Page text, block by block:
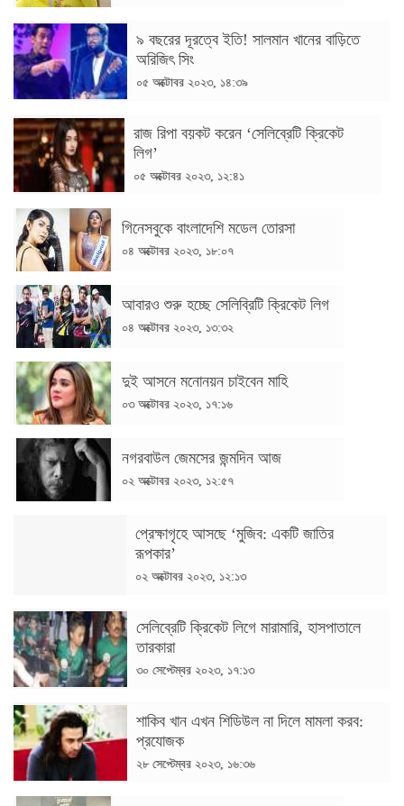
৯ বছরের দূরত্বে ইতি! সালমান খানের বাড়িতে
অরিজিৎ সিং
০৫ অক্টোবর ২০২৩, ১৪:৩৯
রাজ রিপা বয়কট করেন ‘সেলিব্রেটি ক্রিকেট
লিগ’
০৫ অক্টোবর ২০২৩, ১২:৪১
গিনেসবুকে বাংলাদেশি মডেল তোরসা
০৪ অক্টোবর ২০২৩, ১৮:০৭
আবারও শুরু হচ্ছে সেলিব্রিটি ক্রিকেট লিগ
০৪ অক্টোবর ২০২৩, ১৩:৩২
দুই আসনে মনোনয়ন চাইবেন মাহি
০৩ অক্টোবর ২০২৩, ১৭:১৬
নগরবাউল জেমসের জন্মদিন আজ
০২ অক্টোবর ২০২৩, ১২:৫৭
প্রেক্ষাগৃহে আসছে ‘মুজিব: একটি জাতির
রূপকার’
০২ অক্টোবর ২০২৩, ১২:১৩
সেলিব্রেটি ক্রিকেট লিগে মারামারি, হাসপাতালে
তারকারা
৩০ সেপ্টেম্বর ২০২৩, ১৭:১৩
শাকিব খান এখন শিডিউল না দিলে মামলা করব:
প্রযোজক
২৮ সেপ্টেম্বর ২০২৩, ১৬:৩৬